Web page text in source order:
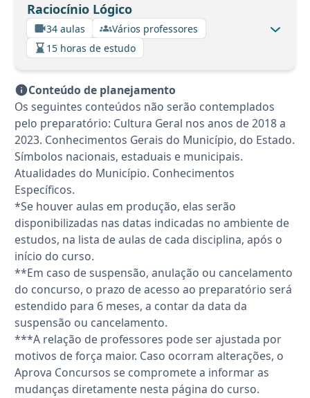
Raciocínio Lógico
34 aulas
Vários professores
15 horas de estudo
Conteúdo de planejamento
Os seguintes conteúdos não serão contemplados
pelo preparatório: Cultura Geral nos anos de 2018 a
2023. Conhecimentos Gerais do Município, do Estado.
Símbolos nacionais, estaduais e municipais.
Atualidades do Município. Conhecimentos
Específicos.
*Se houver aulas em produção, elas serão
disponibilizadas nas datas indicadas no ambiente de
estudos, na lista de aulas de cada disciplina, após o
início do curso.
**Em caso de suspensão, anulação ou cancelamento
do concurso, o prazo de acesso ao preparatório será
estendido para 6 meses, a contar da data da
suspensão ou cancelamento.
***A relação de professores pode ser ajustada por
motivos de força maior. Caso ocorram alterações, o
Aprova Concursos se compromete a informar as
mudanças diretamente nesta página do curso.